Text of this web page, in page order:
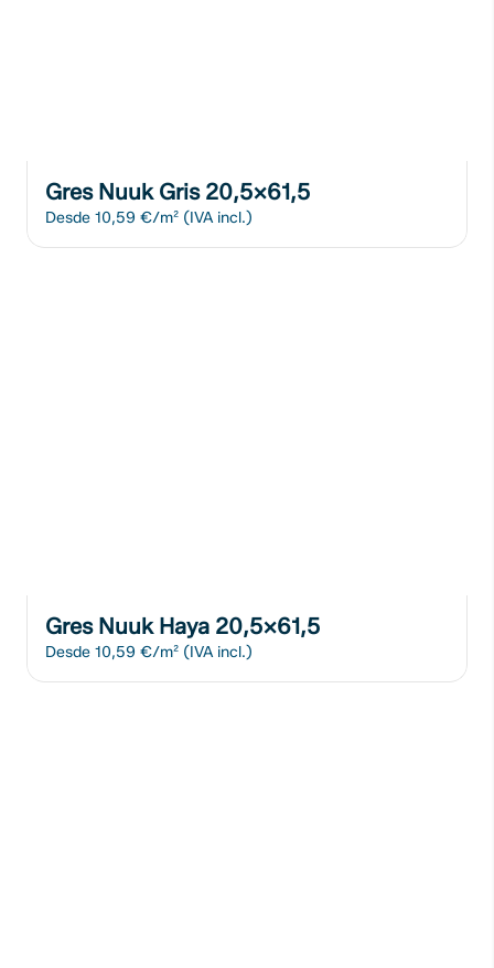
Gres Nuuk Gris 20,5x61,5
Desde 10,59 €/m² (IVA incl.)
Gres Nuuk Haya 20,5x61,5
Desde 10,59 €/m² (IVA incl.)